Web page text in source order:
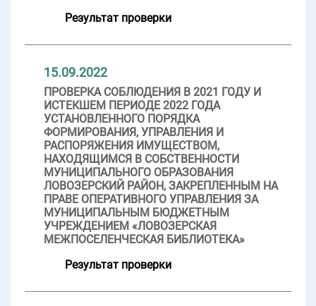
Результат проверки
15.09.2022
ПРОВЕРКА СОБЛЮДЕНИЯ В 2021 ГОДУ И
ИСТЕКШЕМ ПЕРИОДЕ 2022 ГОДА
УСТАНОВЛЕННОГО ПОРЯДКА
ФОРМИРОВАНИЯ, УПРАВЛЕНИЯ И
РАСПОРЯЖЕНИЯ ИМУЩЕСТВОМ,
НАХОДЯЩИМСЯ В СОБСТВЕННОСТИ
МУНИЦИПАЛЬНОГО ОБРАЗОВАНИЯ
ЛОВОЗЕРСКИЙ РАЙОН, ЗАКРЕПЛЕННЫМ НА
ПРАВЕ ОПЕРАТИВНОГО УПРАВЛЕНИЯ ЗА
МУНИЦИПАЛЬНЫМ БЮДЖЕТНЫМ
УЧРЕЖДЕНИЕМ «ЛОВОЗЕРСКАЯ
МЕЖПОСЕЛЕНЧЕСКАЯ БИБЛИОТЕКА»
Результат проверки